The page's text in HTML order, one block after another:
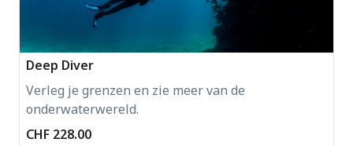
Deep Diver
Verleg je grenzen en zie meer van de
onderwaterwereld.
CHF 228.00